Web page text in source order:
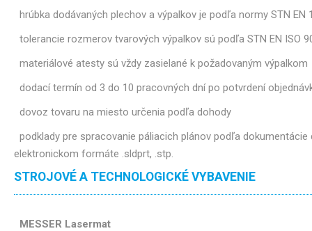
hrúbka dodávaných plechov a výpalkov je podľa normy STN EN
tolerancie rozmerov tvarových výpalkov sú podľa STN EN ISO
materiálové atesty sú vždy zasielané k požadovaným výpalkom
dodací termín od 3 do 10 pracovných dní po potvrdení
dovoz tovaru na miesto určenia podľa dohody
podklady pre spracovanie páliacich plánov podľa
elektronickom formáte .sldprt, .stp.
STROJOVÉ A TECHNOLOGICKÉ VYBAVENIE
MESSER Lasermat